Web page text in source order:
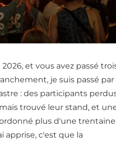
2026, et vous avez passé
je suis passé par
: des participants
trouvé leur stand, et
plus d'une trentaine
apprise, c'est que la